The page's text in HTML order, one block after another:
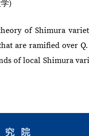
)
of Shimura
are ramified over
of local Shimura